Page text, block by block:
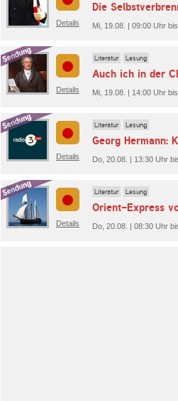
Details
Die
Mi, 19.08. | 09:00 Uhr
Details
Literatur Lesung
Mi, 19.08. | 14:00 Uhr
Details
Literatur Lesung
Georg Hermann:
Do, 20.08. | 13:30 Uhr
Details
Literatur Lesung
Orient-Express
Do, 20.08. | 08:30 Uhr